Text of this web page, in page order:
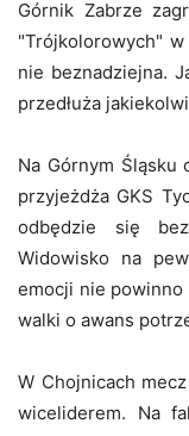
Górnik Zabrze
"Trójkolorowych"
nie beznadziejna.
przedłuża
Na Górnym Śląsku
przyjeżdża GKS
odbędzie się
Widowisko na
emocji nie powinno
walki o awans
W Chojnicach
wiceliderem. Na